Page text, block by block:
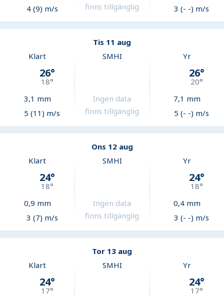
4 (9) m/s
finns tillgänglig
3 (- -) m/s
Tis 11 aug
Klart
26°
18°
3,1 mm
5 (11) m/s
SMHI
Ingen data
finns tillgänglig
Yr
26°
20°
7,1 mm
5 (- -) m/s
Ons 12 aug
Klart
24°
18°
0,9 mm
3 (7) m/s
SMHI
Ingen data
finns tillgänglig
Yr
24°
18°
0,4mm
3 (- -) m/s
Tor 13 aug
Klart
24°
17°
SMHI Yr
24°
17°